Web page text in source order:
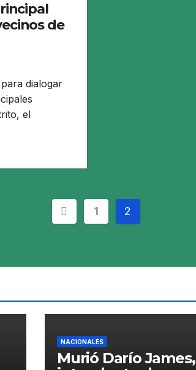
de
dialogar
el
Paginación
entradas
1 2
NACIONALES
Murió Darío James,